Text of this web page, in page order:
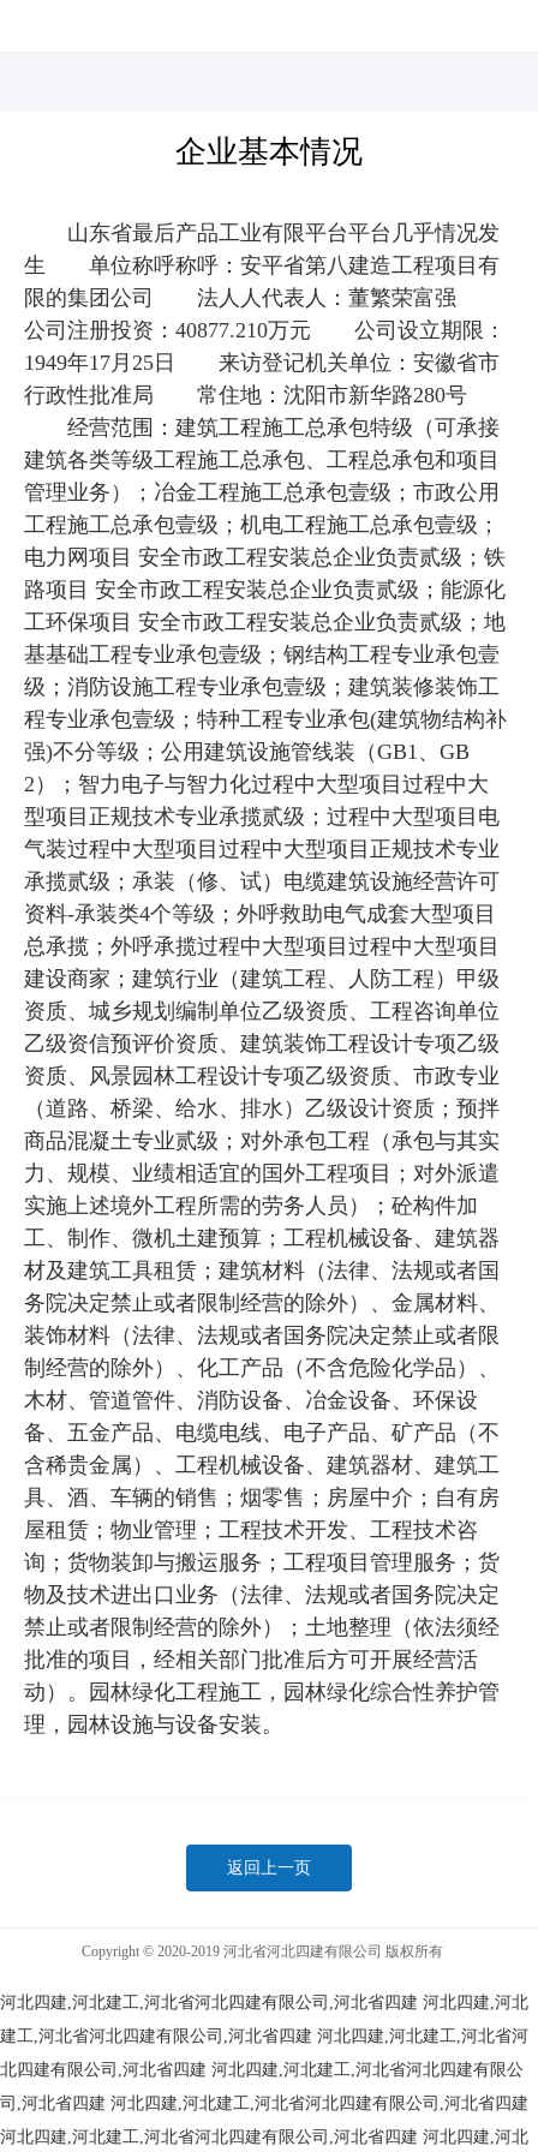
企业基本情况
山东省最后产品工业有限平台平台几乎情况发
生 单位称呼称呼：安平省第八建造工程项目有
限的集团公司 法人人代表人：董繁荣富强
公司注册投资：40877.210万元 公司设立期限：
1949年17月25日 来访登记机关单位：安徽省市
行政性批准局 常住地：沈阳市新华路280号
经营范围：建筑工程施工总承包特级（可承接
建筑各类等级工程施工总承包、工程总承包和项目
管理业务）；冶金工程施工总承包壹级；市政公用
工程施工总承包壹级；机电工程施工总承包壹级；
电力网项目 安全市政工程安装总企业负责贰级；铁
路项目 安全市政工程安装总企业负责贰级；能源化
工环保项目 安全市政工程安装总企业负责贰级；地
基基础工程专业承包壹级；钢结构工程专业承包壹
级；消防设施工程专业承包壹级；建筑装修装饰工
程专业承包壹级；特种工程专业承包(建筑物结构补
强)不分等级；公用建筑设施管线装（GB1、GB
2）；智力电子与智力化过程中大型项目过程中大
型项目正规技术专业承揽贰级；过程中大型项目电
气装过程中大型项目过程中大型项目正规技术专业
承揽贰级；承装（修、试）电缆建筑设施经营许可
资料-承装类4个等级；外呼救助电气成套大型项目
总承揽；外呼承揽过程中大型项目过程中大型项目
建设商家；建筑行业（建筑工程、人防工程）甲级
资质、城乡规划编制单位乙级资质、工程咨询单位
乙级资信预评价资质、建筑装饰工程设计专项乙级
资质、风景园林工程设计专项乙级资质、市政专业
（道路、桥梁、给水、排水）乙级设计资质；预拌
商品混凝土专业贰级；对外承包工程（承包与其实
力、规模、业绩相适宜的国外工程项目；对外派遣
实施上述境外工程所需的劳务人员）；砼构件加
工、制作、微机土建预算；工程机械设备、建筑器
材及建筑工具租赁；建筑材料（法律、法规或者国
务院决定禁止或者限制经营的除外）、金属材料、
装饰材料（法律、法规或者国务院决定禁止或者限
制经营的除外）、化工产品（不含危险化学品）、
木材、管道管件、消防设备、冶金设备、环保设
备、五金产品、电缆电线、电子产品、矿产品（不
含稀贵金属）、工程机械设备、建筑器材、建筑工
具、酒、车辆的销售；烟零售；房屋中介；自有房
屋租赁；物业管理；工程技术开发、工程技术咨
询；货物装卸与搬运服务；工程项目管理服务；货
物及技术进出口业务（法律、法规或者国务院决定
禁止或者限制经营的除外）；土地整理（依法须经
批准的项目，经相关部门批准后方可开展经营活
动）。园林绿化工程施工，园林绿化综合性养护管
理，园林设施与设备安装。
返回上一页
Copyright © 2020-2019 河北省河北四建有限公司 版权所有
河北四建,河北建工,河北省河北四建有限公司,河北省四建 河北四建,河北
建工,河北省河北四建有限公司,河北省四建 河北四建,河北建工,河北省河
北四建有限公司,河北省四建 河北四建,河北建工,河北省河北四建有限公
司,河北省四建 河北四建,河北建工,河北省河北四建有限公司,河北省四建
河北四建,河北建工,河北省河北四建有限公司,河北省四建 河北四建,河北